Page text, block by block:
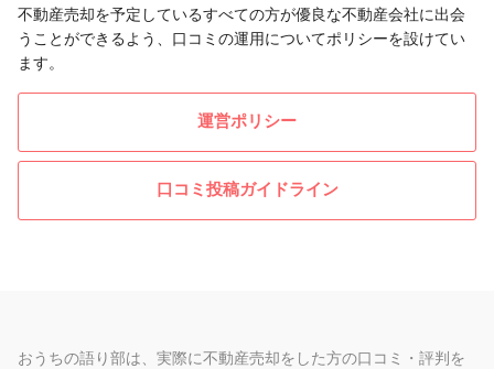
不動産売却を予定しているすべての方が優良な不動産会社に出会
うことができるよう、口コミの運用についてポリシーを設けてい
ます。
運営ポリシー
口コミ投稿ガイドライン
おうちの語り部は、実際に不動産売却をした方の口コミ・評判を